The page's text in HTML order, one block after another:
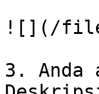
![](/files/
3. Anda